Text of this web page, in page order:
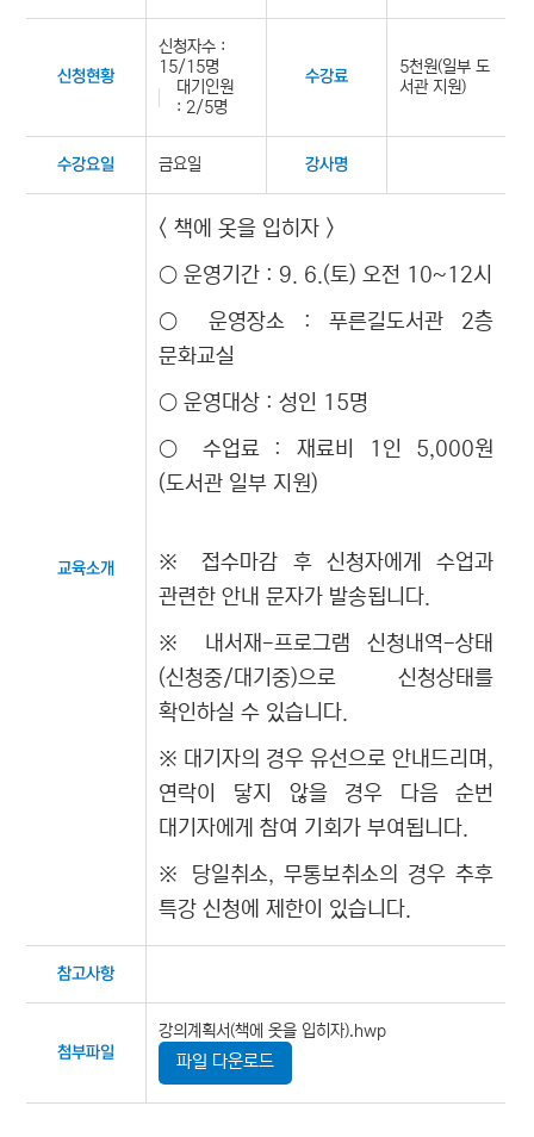
신청현황
신청자수 :
15/15명
대기인원
: 2/5명
수강료
5천원(일부 도
서관 지원)
수강요일 금요일 강사명
교육소개
< 책에 옷을 입히자 >
○ 운영기간 : 9. 6.(토) 오전 10~12시
○ 운영장소 : 푸른길도서관 2층
문화교실
○ 운영대상 : 성인 15명
○ 수업료 : 재료비 1인 5,000원
(도서관 일부 지원)
※ 접수마감 후 신청자에게 수업과
관련한 안내 문자가 발송됩니다.
※ 내서재-프로그램 신청내역-상태
(신청중/대기중)으로 신청상태를
확인하실 수 있습니다.
※ 대기자의 경우 유선으로 안내드리며,
연락이 닿지 않을 경우 다음 순번
대기자에게 참여 기회가 부여됩니다.
※ 당일취소, 무통보취소의 경우 추후
특강 신청에 제한이 있습니다.
참고사항
첨부파일
강의계획서(책에 옷을 입히자).hwp
파일 다운로드